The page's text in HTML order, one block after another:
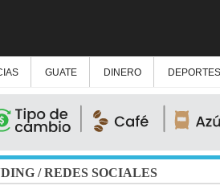
GUATE DINERO DEPORTES
/REDES SOCIALES